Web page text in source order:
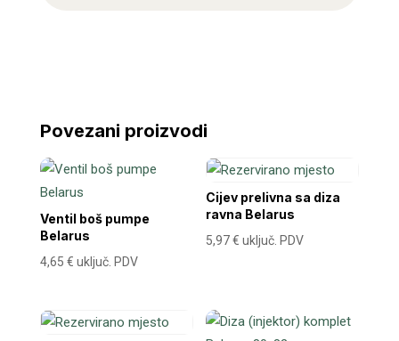
Povezani proizvodi
Ventil boš pumpe
Belarus
4,65 € uključ. PDV
Cijev prelivna sa diza
ravna Belarus
5,97€ uključ. PDV